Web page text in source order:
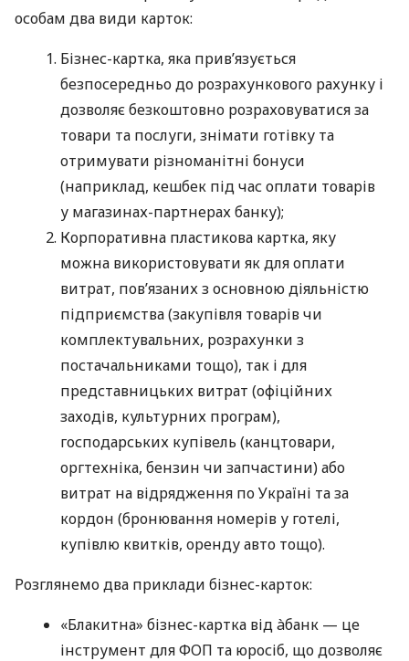
особам два види карток:
Бізнес-картка, яка прив’язується
безпосередньо до розрахункового рахунку і
дозволяє безкоштовно розраховуватися за
товари та послуги, знімати готівку та
отримувати різноманітні бонуси
(наприклад, кешбек під час оплати товарів
у магазинах-партнерах банку);
Корпоративна пластикова картка, яку
можна використовувати як для оплати
витрат, пов’язаних з основною діяльністю
підприємства (закупівля товарів чи
комплектувальних, розрахунки з
постачальниками тощо), так і для
представницьких витрат (офіційних
заходів, культурних програм),
господарських купівель (канцтовари,
оргтехніка, бензин чи запчастини) або
витрат на відрядження по Україні та за
кордон (бронювання номерів у готелі,
купівлю квитків, оренду авто тощо).
Розглянемо два приклади бізнес-карток:
«Блакитна» бізнес-картка від àбанк — це
інструмент для ФОП та юросіб, що дозволяє